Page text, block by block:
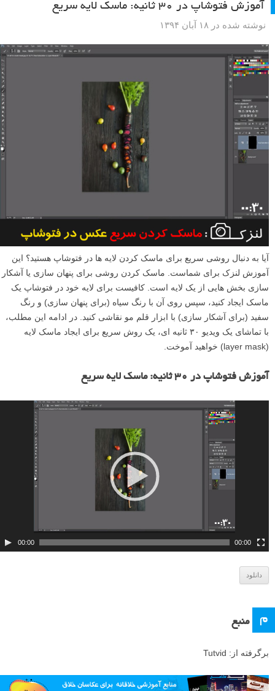
آموزش فتوشاپ در ۳۰ ثانیه: ماسک لایه سریع
نوشته شده در ۱۸ آبان ۱۳۹۴
آیا به دنبال روشی سریع برای ماسک کردن لایه ها در فتوشاپ هستید؟ این
آموزش لنزک برای شماست. ماسک کردن روشی برای پنهان سازی یا آشکار
سازی بخش هایی از یک لایه است. کافیست برای لایه خود در فتوشاپ یک
ماسک ایجاد کنید، سپس روی آن با رنگ سیاه (برای پنهان سازی) و رنگ
سفید (برای آشکار سازی) با ابزار قلم مو نقاشی کنید. در ادامه این مطلب،
با تماشای یک ویدیو ۳۰ ثانیه ای، یک روش سریع برای ایجاد ماسک لایه
(layer mask) خواهید آموخت.
آموزش فتوشاپ در ۳۰ ثانیه: ماسک لایه سریع
و
00:00 00:00
دانلود
م منبع
برگرفته از: Tutvid